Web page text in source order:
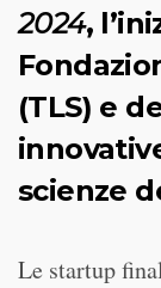
2024,
(TLS) e
scienze
Le startup